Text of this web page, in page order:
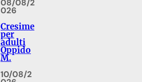
08/08/2
026
Cresime
per
adulti
Oppido
M.
10/08/2